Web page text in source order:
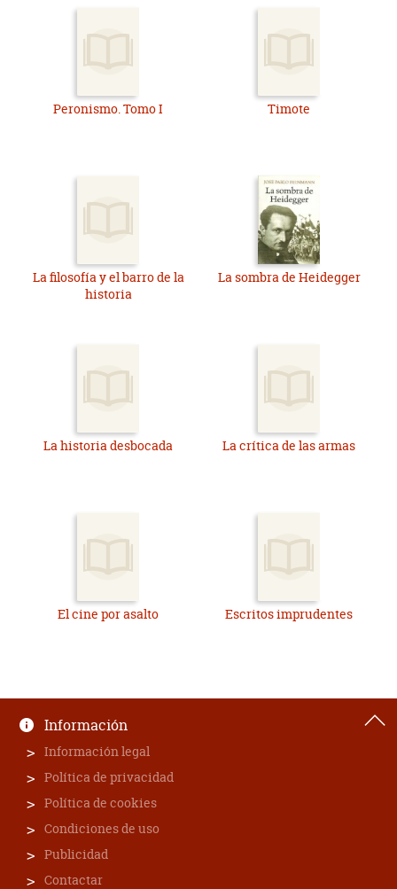
Peronismo. Tomo I Timote
La filosofía y el barro de la
historia
La sombra de Heidegger
La historia desbocada La crítica de las armas
El cine por asalto Escritos imprudentes
Información
Información legal
Política de privacidad
Política de cookies
Condiciones de uso
Publicidad
Contactar